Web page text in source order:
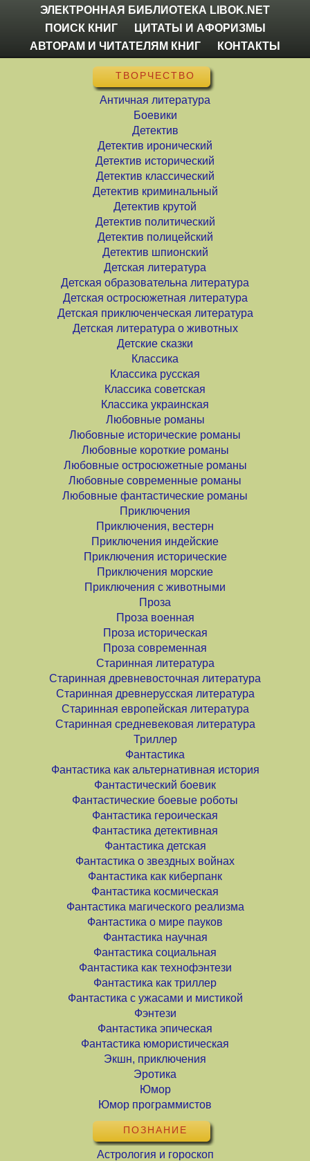
ЭЛЕКТРОННАЯ БИБЛИОТЕКА LIBOK.NET
ПОИСК КНИГ
ЦИТАТЫ И АФОРИЗМЫ
АВТОРАМ И ЧИТАТЕЛЯМ КНИГ
КОНТАКТЫ
ТВОРЧЕСТВО
Античная литература
Боевики
Детектив
Детектив иронический
Детектив исторический
Детектив классический
Детектив криминальный
Детектив крутой
Детектив политический
Детектив полицейский
Детектив шпионский
Детская литература
Детская образовательна литература
Детская остросюжетная литература
Детская приключенческая литература
Детская литература о животных
Детские сказки
Классика
Классика русская
Классика советская
Классика украинская
Любовные романы
Любовные исторические романы
Любовные короткие романы
Любовные остросюжетные романы
Любовные современные романы
Любовные фантастические романы
Приключения
Приключения, вестерн
Приключения индейские
Приключения исторические
Приключения морские
Приключения с животными
Проза
Проза военная
Проза историческая
Проза современная
Старинная литература
Старинная древневосточная литература
Старинная древнерусская литература
Старинная европейская литература
Старинная средневековая литература
Триллер
Фантастика
Фантастика как альтернативная история
Фантастический боевик
Фантастические боевые роботы
Фантастика героическая
Фантастика детективная
Фантастика детская
Фантастика о звездных войнах
Фантастика как киберпанк
Фантастика космическая
Фантастика магического реализма
Фантастика о мире пауков
Фантастика научная
Фантастика социальная
Фантастика как технофэнтези
Фантастика как триллер
Фантастика с ужасами и мистикой
Фэнтези
Фантастика эпическая
Фантастика юмористическая
Экшн, приключения
Эротика
Юмор
Юмор программистов
ПОЗНАНИЕ
Астрология и гороскоп